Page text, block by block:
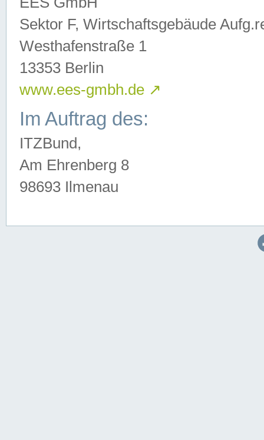
Sektor F, Wirtschaftsgebäude
Westhafenstraße 1
13353 Berlin
www.ees-gmbh.de ↗
Im Auftrag des:
ITZBund,
Am Ehrenberg 8
98693 Ilmenau